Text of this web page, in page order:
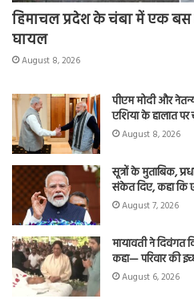
हिमाचल प्रदेश के चंबा में एक बस
घायल
August 8, 2026
पीएम मोदी और
एशिया के हालात पर
August 8, 2026
सूत्रों के मुताबिक,
संकेत दिए, कहा कि
August 7, 2026
मायावती ने दिवंगत
कहा— परिवार की
August 6, 2026